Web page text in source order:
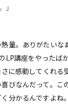
」
量。ありがたいな
LP講座をやったば
に感動してくれる
びなんだって。こ
分かるんですよね。